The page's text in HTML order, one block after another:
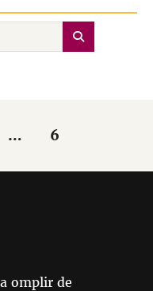
… 6
omplir de